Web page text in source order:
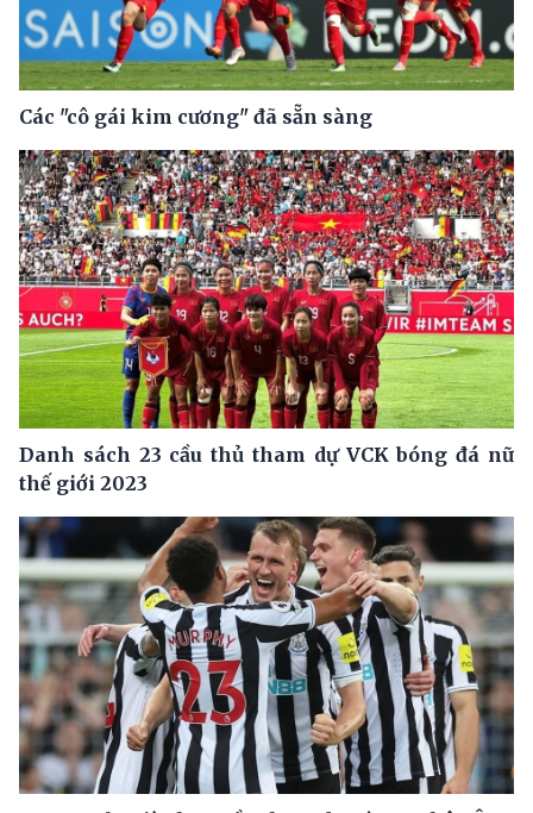
Các "cô gái kim cương" đã sẵn sàng
Danh sách 23 cầu thủ tham dự VCK bóng đá nữ
thế giới 2023